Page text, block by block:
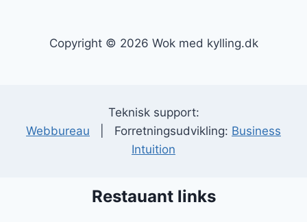
Copyright © 2026 Wok med kylling.dk
Teknisk support:
Webbureau | Forretningsudvikling: Business
Intuition
Restauant links